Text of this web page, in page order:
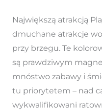
Największą atrakcją
dmuchane atrakcje
przy brzegu. Te
są prawdziwym
mnóstwo zabawy i
tu priorytetem – nad
wykwalifikowani